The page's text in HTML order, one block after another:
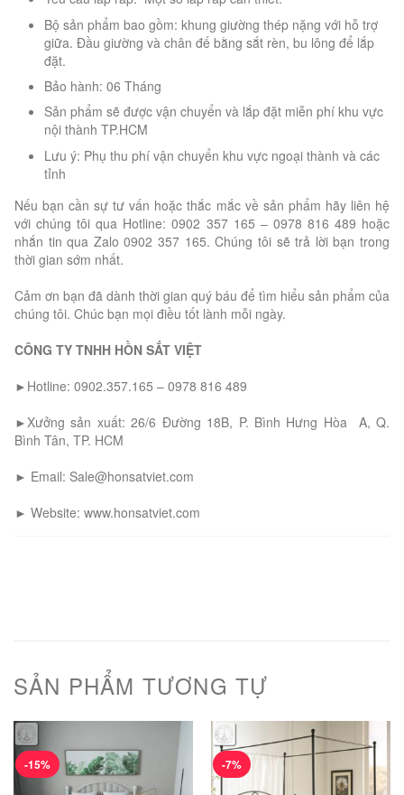
Bộ sản phẩm bao gồm: khung giường thép nặng với hỗ trợ
giữa. Đầu giường và chân đế bằng sắt rèn, bu lông để lắp
đặt.
Bảo hành: 06 Tháng
Sản phẩm sẽ được vận chuyển và lắp đặt miễn phí khu vực
nội thành TP.HCM
Lưu ý: Phụ thu phí vận chuyển khu vực ngoại thành và các
tỉnh
Nếu bạn cần sự tư vấn hoặc thắc mắc về sản phẩm hãy liên hệ
với chúng tôi qua Hotline: 0902 357 165 – 0978 816 489 hoặc
nhắn tin qua Zalo 0902 357 165. Chúng tôi sẽ trả lời bạn trong
thời gian sớm nhất.
Cảm ơn bạn đã dành thời gian quý báu để tìm hiểu sản phẩm của
chúng tôi. Chúc bạn mọi điều tốt lành mỗi ngày.
CÔNG TY TNHH HỒN SẮT VIỆT
►Hotline: 0902.357.165 – 0978 816 489
►Xưởng sản xuất: 26/6 Đường 18B, P. Bình Hưng Hòa A, Q.
Bình Tân, TP. HCM
► Email: Sale@honsatviet.com
► Website: www.honsatviet.com
SẢN PHẨM TƯƠNG TỰ
-15% -7%